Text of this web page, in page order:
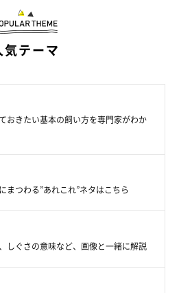
なったときなど、念入りにくんく
をチェック
で、ほかの動物やほかの猫のニ
る制服のニオイチェックをされ
乗っかり座ります」
気テーマ
おきたい基本の飼い方を専門家がわか
まつわる”あれこれ”ネタはこちら
しぐさの意味など、画像と一緒に解説